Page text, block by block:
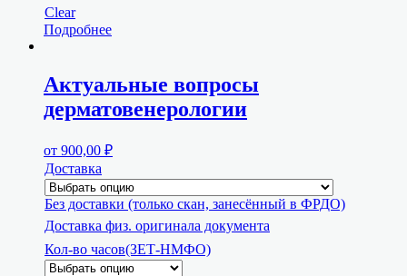
Clear
Подробнее
Актуальные вопросы
дерматовенерологии
от 900,00 ₽
Доставка
Без доставки (только скан, занесённый в ФРДО)
Доставка физ. оригинала документа
Кол-во часов(ЗЕТ-НМФО)